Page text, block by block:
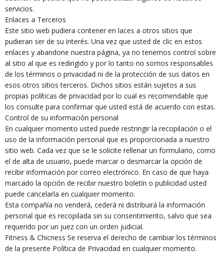
servicios.
Enlaces a Terceros
Este sitio web pudiera contener en laces a otros sitios que
pudieran ser de su interés. Una vez que usted de clic en estos
enlaces y abandone nuestra página, ya no tenemos control sobre
al sitio al que es redirigido y por lo tanto no somos responsables
de los términos o privacidad ni de la protección de sus datos en
esos otros sitios terceros. Dichos sitios están sujetos a sus
propias políticas de privacidad por lo cual es recomendable que
los consulte para confirmar que usted está de acuerdo con estas.
Control de su información personal
En cualquier momento usted puede restringir la recopilación o el
uso de la información personal que es proporcionada a nuestro
sitio web. Cada vez que se le solicite rellenar un formulario, como
el de alta de usuario, puede marcar o desmarcar la opción de
recibir información por correo electrónico. En caso de que haya
marcado la opción de recibir nuestro boletín o publicidad usted
puede cancelarla en cualquier momento.
Esta compañía no venderá, cederá ni distribuirá la información
personal que es recopilada sin su consentimiento, salvo que sea
requerido por un juez con un orden judicial.
Fitness & Chicness Se reserva el derecho de cambiar los términos
de la presente Política de Privacidad en cualquier momento.